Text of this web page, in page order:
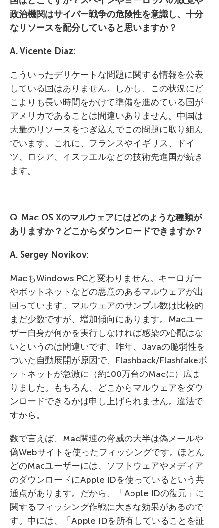
政治機関はサイバー戦争の危険性を意識し、十分
なリソースを配分していると思いますか？
A. Vicente Diaz:
こういったデリケートな問題に関する情報を公表
している国はありません。しかし、この状況にど
こよりも長い時間をかけて準備を進めている国が
アメリカであることは間違いありません。中国は
大量のリソースをつぎ込んでこの問題に取り組ん
でいます。これに、フランスやイギリス、ドイ
ツ、ロシア、イスラエルなどの技術先進国が続き
ます。
Q. Mac OS Xのマルウェアにはどのような種類が
ありますか？どこからダウンロードできますか？
A. Sergey Novikov:
MacもWindows PCと変わりません。キーロガー
やボットネットなどの悪意のあるマルウェアが出
回っています。マルウェアのサンプル数は比較的
まだ少数ですが、増加傾向にあります。Macユー
ザー自身が何かを実行しなければ感染の心配はな
いというのは間違いです。昨年、Javaの脆弱性を
ついた自動展開が原因で、Flashback/Flashfakeボ
ットネットが急激に（約100万台のMacに）広ま
りました。もちろん、どこからマルウェアをダウ
ンロードできるかは申し上げられません。違法で
すから。
数で言えば、Mac関連の脅威の大半は偽メールや
偽Webサイトを使ったフィッシングです。ほとん
どのMacユーザーには、ソフトウェアやメディア
のダウンロードにApple IDを使っているという共
通点があります。だから、「Apple IDの復元」に
関するフィッシング作戦に大きな効果があるので
す。中には、「Apple IDを所有していることを証